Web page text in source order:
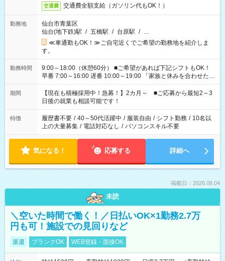
交通費 交通費全額支給（ガソリン代もOK！）
勤務地
仙台市青葉区
仙台(地下鉄)駅 / 五橋駅 / 台原駅 / …
≪車通勤もOK！≫ご自宅近くでご希望の勤務地を紹介しま
す。
勤務時間
9:00～18:00（休憩60分） ■ご希望があれば下記シフトもOK！
早番 7:00～16:00 遅番 10:00～19:00 「家族と休みを合わせた
い」 「余裕を持って夕飯の準備がしたい」 「できれば残業はし
たくない」 など、ご希望を教えてくださいね。 ※Wワーク希望
の方へ 今ご覧のお仕事で希望する勤務時間と、もう1つのお仕事
の勤務時間。 合計で週40時間を超える場合は応募できません。
期間
【現在も積極採用中！急募！】2カ月～ ■ご応募から最短2～3
日後の就業も相談可能です！
特徴 履歴書不要 / 40～50代活躍中 / 服装自由 / シフト勤務 / 10名以
上の大量募集 / 電話対応なし / パソコンスキル不要
気になる！ 応募する 詳細へ
掲載日：2026.08.04
未読
＼空いた時間で働く！／日払いOK×1勤務2.7万
円も可！施設での見回りなど
派遣 ブランクOK WEB登録・面接OK